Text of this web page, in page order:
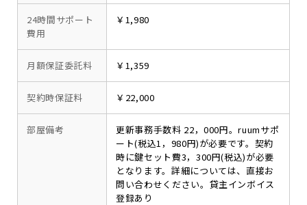
24時間サポート
費用
￥1,980
月額保証委託料 ￥1,359
契約時保証料 ￥22,000
部屋備考
更新事務手数料 22，000円。ruumサポ
ート(税込1，980円)が必要です。契約
時に鍵セット費3，300円(税込)が必要
となります。詳細については、直接お
問い合わせください。貸主インボイス
登録あり